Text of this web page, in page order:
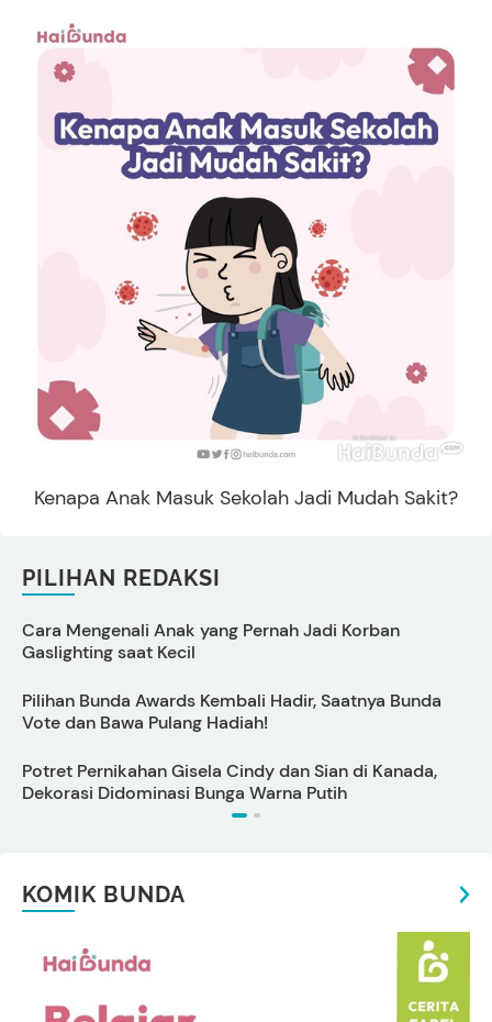
Kenapa Anak Masuk Sekolah Jadi Mudah Sakit?
PILIHAN REDAKSI
Cara Mengenali Anak yang Pernah Jadi Korban
Gaslighting saat Kecil
Pilihan Bunda Awards Kembali Hadir, Saatnya Bunda
Vote dan Bawa Pulang Hadiah!
Potret Pernikahan Gisela Cindy dan Sian di Kanada,
Dekorasi Didominasi Bunga Warna Putih
KOMIK BUNDA